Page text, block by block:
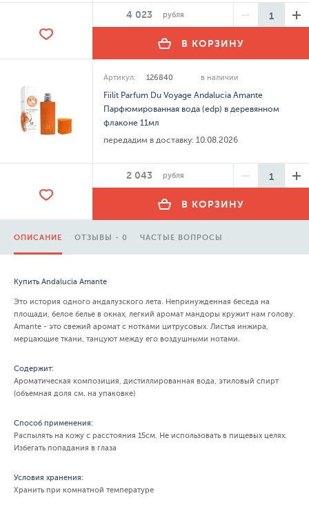
4 023 рубля
В КОРЗИНУ
Артикул: 126840 в наличии
Fiilit Parfum Du Voyage Andalucia Amante
Парфюмированная вода (edp) в деревянном
флаконе 11мл
передадим в доставку: 10.08.2026
2 043 рубля
В КОРЗИНУ
ОПИСАНИЕ ОТЗЫВЫ - 0 ЧАСТЫЕ ВОПРОСЫ
Купить Andalucia Amante
Это история одного андалузского лета. Непринужденная беседа на
площади, белое белье в окнах, легкий аромат мандоры кружит нам голову.
Amante - это свежий аромат с нотками цитрусовых. Листья инжира,
мерцающие ткани, танцуют между его воздушными нотами.
Содержит:
Ароматическая композиция, дистиллированная вода, этиловый спирт
(объемная доля см. на упаковке)
Способ применения:
Распылять на кожу с расстояния 15см. Не использовать в пищевых целях.
Избегать попадания в глаза
Условия хранения:
Хранить при комнатной температуре